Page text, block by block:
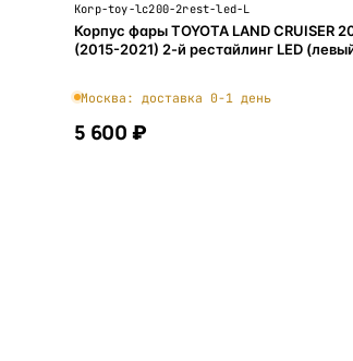
Korp-toy-lc200-2rest-led-L
Корпус фары TOYOTA LAND CRUISER
(2015-2021) 2-й рестайлинг LED
Москва: доставка 0-1 день
5 600 ₽